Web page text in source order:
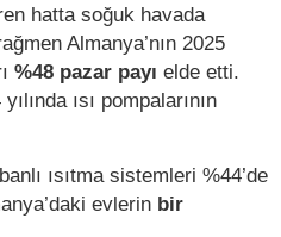
hatta soğuk havada
Almanya’nın 2025
%48 pazar payı elde etti.
ısı pompalarının
ısıtma sistemleri %44’de
evlerin bir